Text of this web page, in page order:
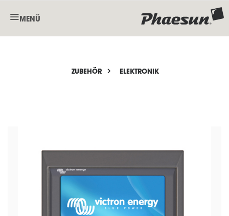
MENÜ
ZUBEHÖR ELEKTRONIK